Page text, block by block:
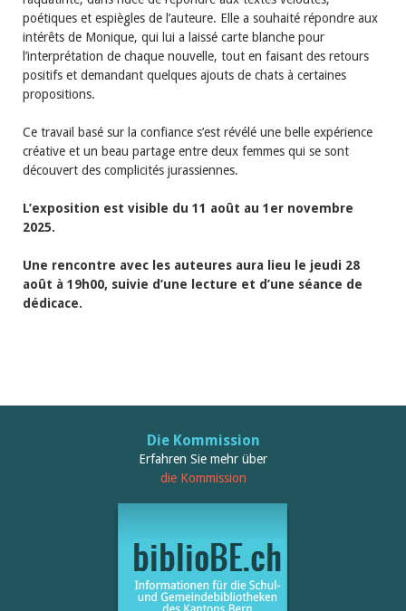
poétiques et espiègles de l’auteure. Elle a souhaité répondre aux
intérêts de Monique, qui lui a laissé carte blanche pour
l’interprétation de chaque nouvelle, tout en faisant des retours
positifs et demandant quelques ajouts de chats à certaines
propositions.
Ce travail basé sur la confiance s’est révélé une belle expérience
créative et un beau partage entre deux femmes qui se sont
découvert des complicités jurassiennes.
L’exposition est visible du 11 août au 1er novembre
2025.
Une rencontre avec les auteures aura lieu le jeudi 28
août à 19h00, suivie d’une lecture et d’une séance de
dédicace.
Die Kommission
Erfahren Sie mehr über
die Kommission